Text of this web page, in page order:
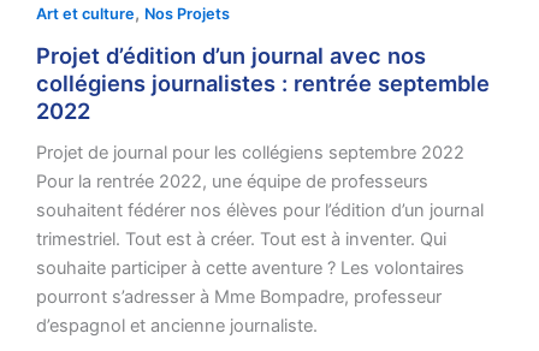
Art et culture, Nos Projets
Projet d’édition d’un journal avec nos
collégiens journalistes : rentrée septemble
2022
Projet de journal pour les collégiens septembre 2022
Pour la rentrée 2022, une équipe de professeurs
souhaitent fédérer nos élèves pour l’édition d’un journal
trimestriel. Tout est à créer. Tout est à inventer. Qui
souhaite participer à cette aventure ? Les volontaires
pourront s’adresser à Mme Bompadre, professeur
d’espagnol et ancienne journaliste.